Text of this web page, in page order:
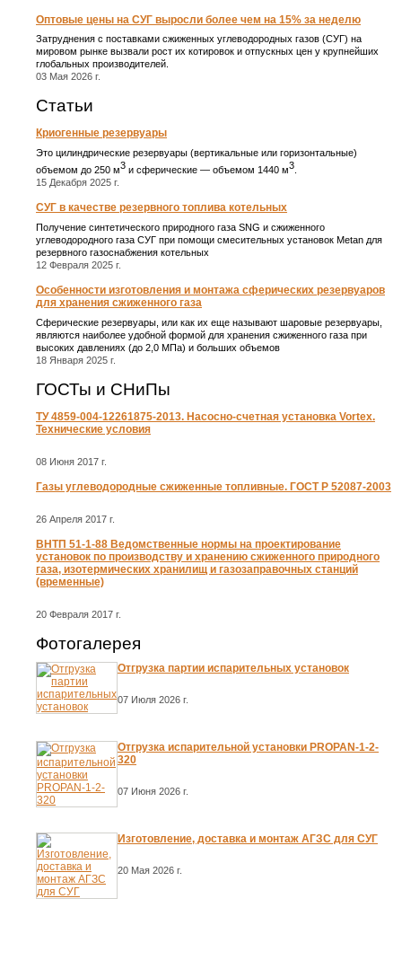
Оптовые цены на СУГ выросли более чем на 15% за неделю
Затруднения с поставками сжиженных углеводородных газов (СУГ) на
мировом рынке вызвали рост их котировок и отпускных цен у крупнейших
глобальных производителей.
03 Мая 2026 г.
Статьи
Криогенные резервуары
Это цилиндрические резервуары (вертикальные или горизонтальные)
объемом до 250 м3 и сферические ― объемом 1440 м3
15 Декабря 2025 г.
СУГ в качестве резервного топлива котельных
Получение синтетического природного газа SNG и сжиженного
углеводородного газа СУГ при помощи смесительных установок Metan для
резервного газоснабжения котельных
12 Февраля 2025 г.
Особенности изготовления и монтажа сферических резервуаров
для хранения сжиженного газа
Сферические резервуары, или как их еще называют шаровые резервуары,
являются наиболее удобной формой для хранения сжиженного газа при
высоких давлениях (до 2,0 МПа) и больших объемов
18 Января 2025 г.
ГОСТы и СНиПы
ТУ 4859-004-12261875-2013. Насосно-счетная установка Vortex.
Технические условия
08 Июня 2017 г.
Газы углеводородные сжиженные топливные. ГОСТ Р 52087-2003
26 Апреля 2017 г.
ВНТП 51-1-88 Ведомственные нормы на проектирование
установок по производству и хранению сжиженного природного
газа, изотермических хранилищ и газозаправочных станций
(временные)
20 Февраля 2017 г.
Фотогалерея
Отгрузка партии испарительных установок
07 Июля 2026 г.
Отгрузка испарительной установки PROPAN-1-2-
320
07 Июня 2026 г.
Изготовление, доставка и монтаж АГЗС для СУГ
20 Мая 2026 г.